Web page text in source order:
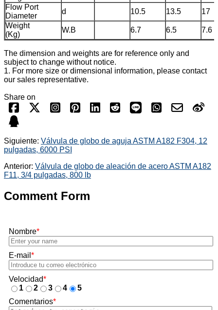
Flow Port
Diameter
d 10.5 13.5
17
Weight
(Kg)
W.B 6.7 6.5 7.6
The dimension and weights are for reference only and
subject to change without notice.
1. For more size or dimensional information, please contact
our sales representative.
Share on
Siguiente: Válvula de globo de aguja ASTM A182 F304, 12
pulgadas, 6000 PSI
Anterior: Válvula de globo de aleación de acero ASTM A182
F11, 3/4 pulgadas, 800 lb
Comment Form
Nombre*
E-mail *
Velocidad*
1
2 3 4
5
Comentarios*